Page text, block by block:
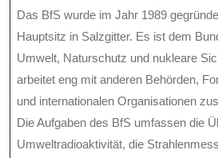
Das BfS wurde im Jahr 1989
Hauptsitz in Salzgitter. Es ist dem
Umwelt, Naturschutz und nukleare
arbeitet eng mit anderen Behörden,
und internationalen Organisationen
Die Aufgaben des BfS umfassen die
Umweltradioaktivität, die